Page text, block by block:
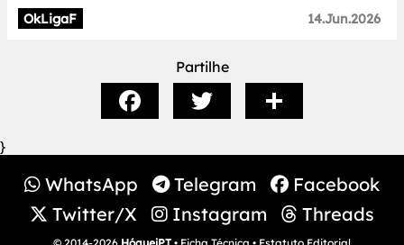
OkLigaF
14.Jun.2026
Partilhe
}
WhatsApp Telegram
Facebook
Twitter/X
Instagram Threads